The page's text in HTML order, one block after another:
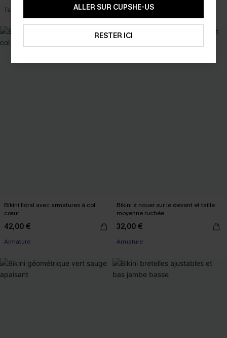
Taille haute
Bikini floral avec armatures à col
cœur
42,00 €
Armature
Bikini à nouer sur le devant et taille
moyenne ruchée
32,00 €
Armature
ALLER SUR CUPSHE-US
RESTER ICI